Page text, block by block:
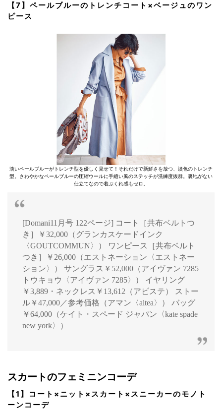
【7】ペールブルーのトレンチコート×ベージュのワン
ピース
淡いペールブルーがトレンチ型を優しく見せて！それだけで新鮮さを放つ、淡色のトレンチ
型。さわやかなペールブルーの圧縮ウールに手縫い風のステッチが洗練度抜群。裏地がない
仕立てなので着ぶくれ感もゼロ。
[Domani11月号 122ページ] コート［共布ベルトつ
き］￥32,000（グランカスケードインク
〈GOUTCOMMUN〉） ワンピース［共布ベルト
つき］￥26,000（エストネーション〈エストネー
ション〉） サングラス￥52,000（アイヴァン 7285
トウキョウ〈アイヴァン 7285〉） イヤリング
￥3,889・ネックレス￥13,612（アビステ） ストー
ル￥47,000／参考価格（アマン〈altea〉） バッグ
￥64,000（ケイト・スペード ジャパン〈kate spade
new york〉）
スカートのフェミニンコーデ
【1】コート×ニット×スカート×スニーカーのモノト
ーンコーデ